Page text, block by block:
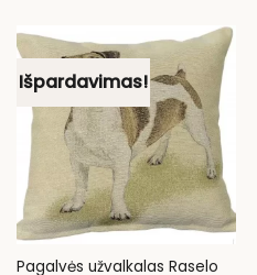
Išpardavimas!
Pagalvės užvalkalas Raselo